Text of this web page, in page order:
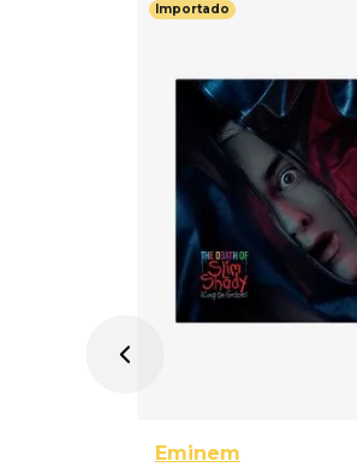
Importado
Eminem